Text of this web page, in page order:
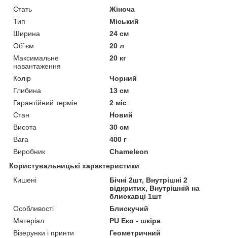
Стать
Жіноча
Тип
Міський
Ширина
24 см
Об`єм
20 л
Максимальне
навантаження
20 кг
Колір
Чорний
Глибина
13 см
Гарантійний термін
2 міс
Стан
Новий
Висота
30 см
Вага
400 г
Виробник
Chameleon
Користувальницькі характеристики
Кишені
Бічні 2шт, Внутрішні 2
відкритих, Внутрішній на
блискавці 1шт
Особливості
Блискучий
Матеріал
PU Еко - шкіра
Візерунки і принти
Геометричний